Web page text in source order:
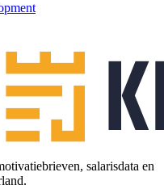
salarisdata en